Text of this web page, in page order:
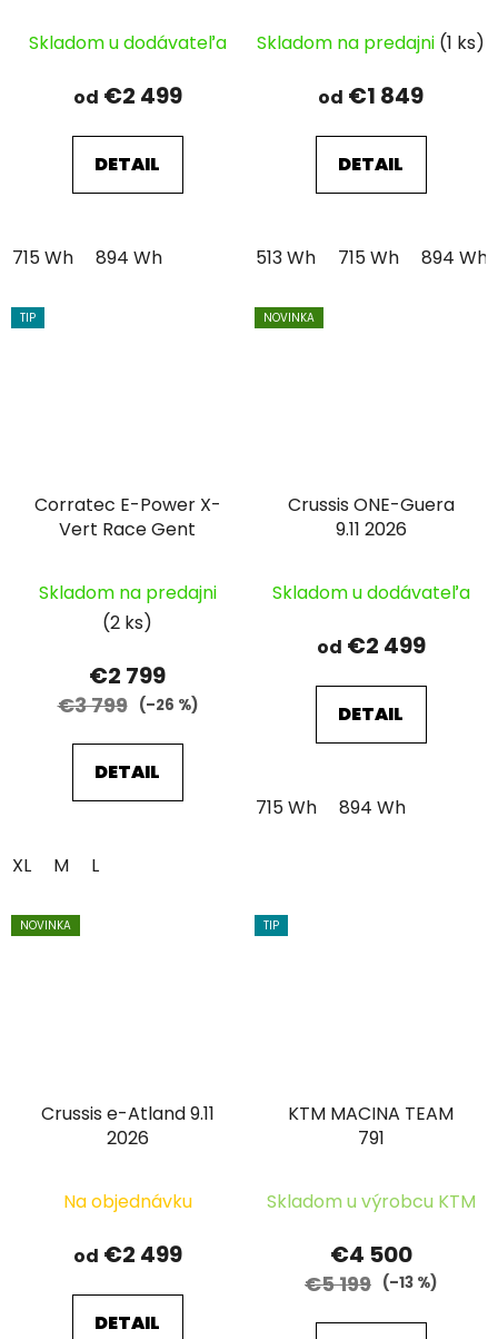
Skladom u dodávateľa
od €2 499
DETAIL
715 Wh 894 Wh
Skladom na predajni (1 ks)
od €1 849
DETAIL
513 Wh 715 Wh 894 Wh
TIP
Corratec E-Power X-
Vert Race Gent
Skladom na predajni
(2 ks)
€2 799
€3 799 (–26 %)
DETAIL
XL M L
NOVINKA
Crussis ONE-Guera
9.11 2026
Skladom u dodávateľa
od €2 499
DETAIL
715 Wh 894 Wh
NOVINKA
Crussis e-Atland 9.11
2026
Na objednávku
od €2 499
DETAIL
TIP
KTM MACINA TEAM
791
Skladom u výrobcu KTM
€4 500
€5 199 (–13 %)